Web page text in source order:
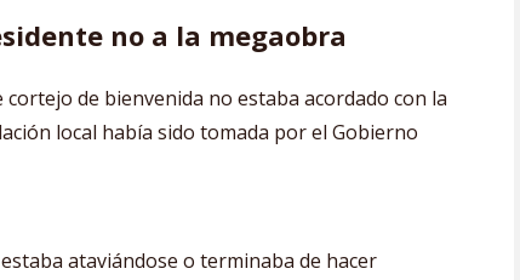
no a la megaobra
cortejo de bienvenida no estaba acordado con la
local había sido tomada por el Gobierno
ataviándose o terminaba de hacer